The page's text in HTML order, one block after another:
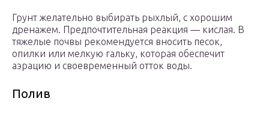
Грунт желательно выбирать рыхлый, с хорошим
дренажем. Предпочтительная реакция — кислая. В
тяжелые почвы рекомендуется вносить песок,
опилки или мелкую гальку, которая обеспечит
аэрацию и своевременный отток воды.
Полив